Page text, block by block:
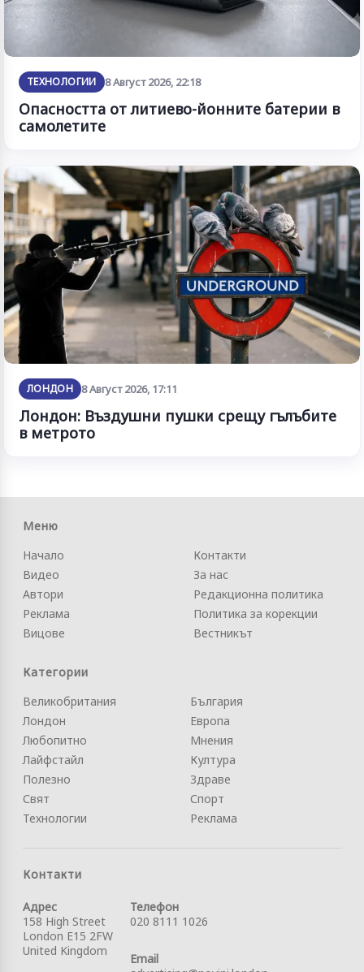
ТЕХНОЛОГИИ 8 Август 2026, 22:18
Опасността от литиево-йонните батерии в
самолетите
ЛОНДОН 8 Август 2026, 17:11
Лондон: Въздушни пушки срещу гълъбите
в метрото
Меню
Начало
Видео
Автори
Реклама
Вицове
Контакти
За нас
Редакционна политика
Политика за корекции
Вестникът
Категории
Великобритания
Лондон
Любопитно
Лайфстайл
Полезно
Свят
Технологии
България
Европа
Мнения
Култура
Здраве
Спорт
Реклама
Контакти
Адрес
158 High Street
London E15 2FW
United Kingdom
Телефон
020 8111 1026
Email